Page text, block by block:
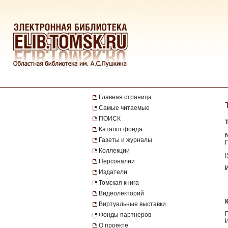
Главная страница
Самые читаемые
ПОИСК
Каталог фонда
Газеты и журналы
Коллекции
Персоналии
Издатели
Томская книга
Видеолекторий
Виртуальные выставки
Фонды партнеров
О проекте